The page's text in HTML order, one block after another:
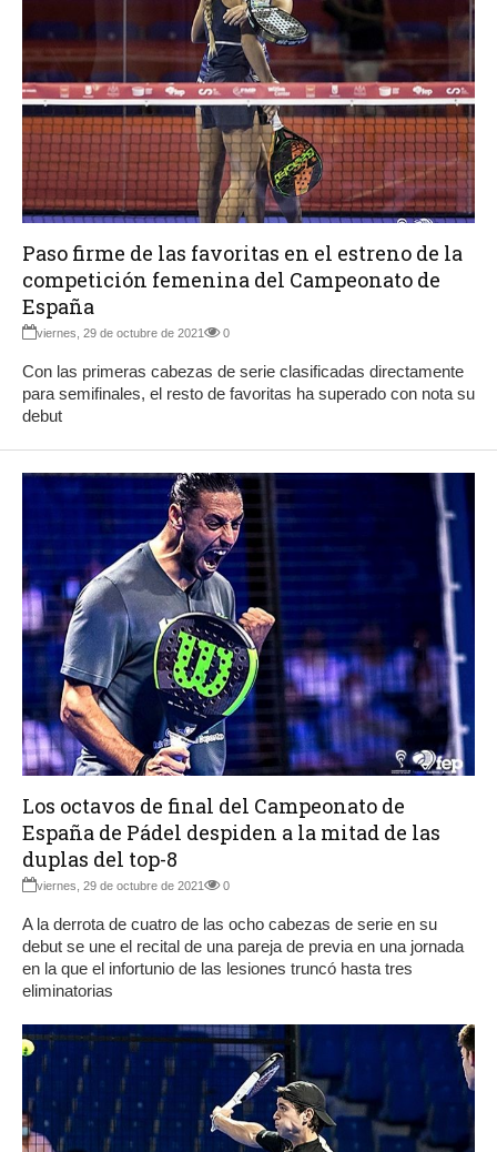
Paso firme de las favoritas en el estreno de la
competición femenina del Campeonato de
España
viernes, 29 de octubre de 2021 0
Con las primeras cabezas de serie clasificadas directamente
para semifinales, el resto de favoritas ha superado con nota su
debut
Los octavos de final del Campeonato de
España de Pádel despiden a la mitad de las
duplas del top-8
viernes, 29 de octubre de 2021 0
A la derrota de cuatro de las ocho cabezas de serie en su
debut se une el recital de una pareja de previa en una jornada
en la que el infortunio de las lesiones truncó hasta tres
eliminatorias